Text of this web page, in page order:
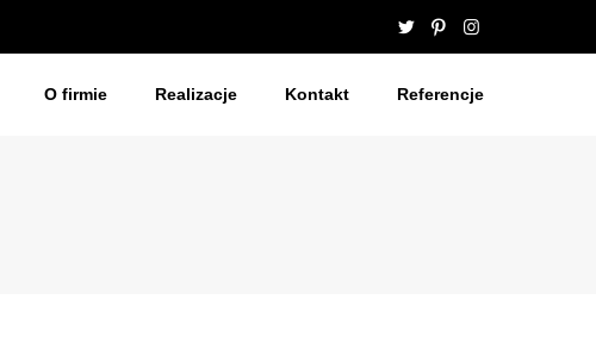
O firmie Realizacje Kontakt Referencje